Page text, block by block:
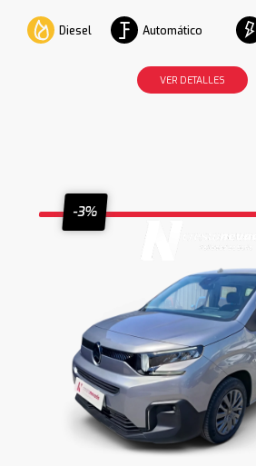
Diesel Automático
VER DETALLES
-3%